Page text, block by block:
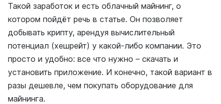
Такой заработок и есть облачный майнинг, о
котором пойдёт речь в статье. Он позволяет
добывать крипту, арендуя вычислительный
потенциал (хешрейт) у какой-либо компании. Это
просто и удобно: все что нужно – скачать и
установить приложение. И конечно, такой вариант в
разы дешевле, чем покупать оборудование для
майнинга.